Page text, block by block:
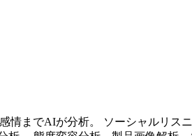
情までAIが分析。 ソーシャルリス